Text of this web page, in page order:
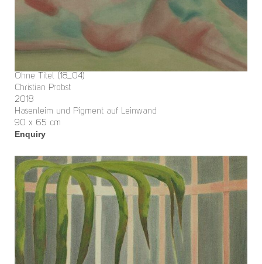
Ohne Titel (18_04)
Christian Probst
2018
Hasenleim und Pigment auf Leinwand
90 x 65 cm
Enquiry